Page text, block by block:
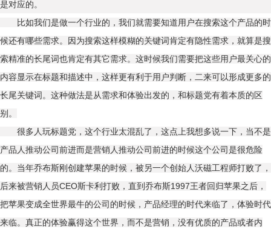
是对应的。
比如我们是做一个行业的，我们就需要知道用户在搜索这个产品的时
候还有哪些需求。因为搜索这样模糊的关键词肯定有隐性需求，就算是搜
索精准的长尾词也肯定有其它需求。这时候我们需要把这些用户最关心的
内容显示在标题和描述中，这样更有利于用户判断，二来可以形成更多的
长尾关键词。这种做法是从需求和体验出发的，和标题党有着本质的区
别。
很多人玩标题党，这个行业太混乱了，这点上我想多说一下，当不是
产品人推动公司前进而是营销人推动公司前进的时候这个公司是很危险
的。当年乔布斯刚创建苹果的时候，被另一个创始人沃磁工程师打败了，
后来被营销人员CEO斯卡利打败，直到乔布斯1997王者回归苹果之后，
把苹果变成全世界最牛的公司的时候，产品经理的时代来临了，体验时代
来临。真正的体验赢得这个世界，而不是营销，没有优质的产品或者内